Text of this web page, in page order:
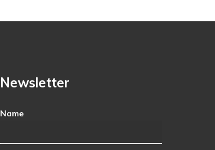
Newsletter
Name